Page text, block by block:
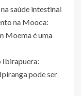
saúde intestinal
na Mooca:
Moema é uma
Ibirapuera:
pode ser